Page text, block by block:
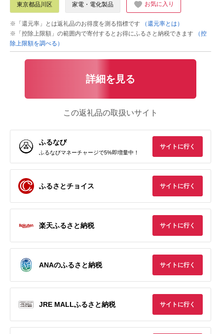
東京都品川区 家電・電化製品 お気に入り
※「還元率」とは返礼品のお得度を測る指標です
（還元率とは）
※「控除上限額」の範囲内で寄付するとお得にふるさと納税できます
（控
除上限額を調べる）
詳細を見る
この返礼品の取扱いサイト
ふるなび
ふるなびマネーチャージで5%即増量中！
サイトに行く
ふるさとチョイス サイトに行く
楽天ふるさと納税 サイトに行く
ANAのふるさと納税 サイトに行く
JRE MALLふるさと納税 サイトに行く